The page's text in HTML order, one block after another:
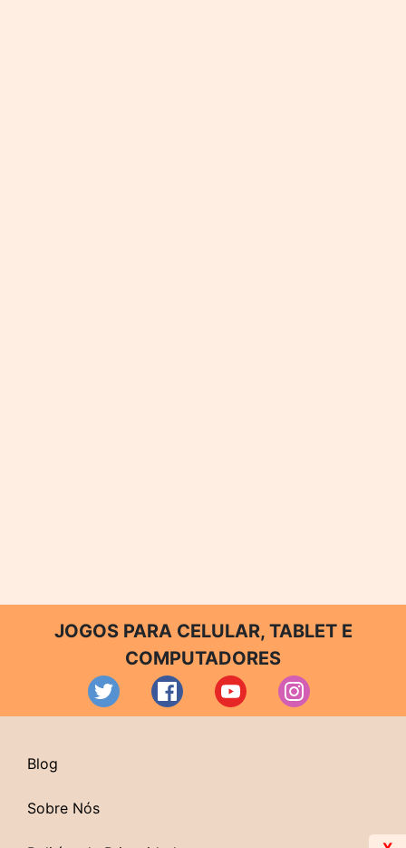
JOGOS PARA CELULAR, TABLET E
COMPUTADORES
Blog
Sobre Nós